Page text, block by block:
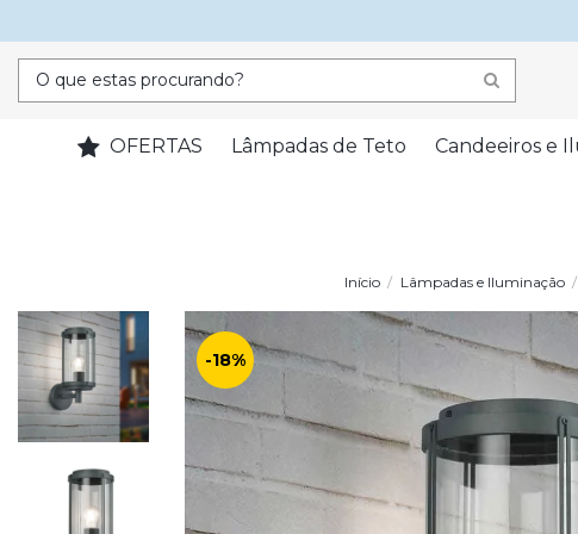
OFERTAS Lâmpadas de Teto Candeeiros e
Início Lâmpadas e Iluminação
-18%